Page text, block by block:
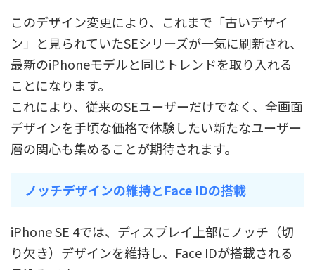
このデザイン変更により、これまで「古いデザイ
ン」と見られていたSEシリーズが一気に刷新され、
最新のiPhoneモデルと同じトレンドを取り入れる
ことになります。
これにより、従来のSEユーザーだけでなく、全画面
デザインを手頃な価格で体験したい新たなユーザー
層の関心も集めることが期待されます。
ノッチデザインの維持とFace IDの搭載
iPhone SE 4では、ディスプレイ上部にノッチ（切
り欠き）デザインを維持し、Face IDが搭載される